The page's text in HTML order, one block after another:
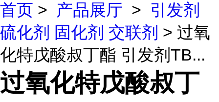
首页 > 产品展厅 > 引发剂
硫化剂 固化剂 交联剂 > 过氧
化特戊酸叔丁酯 引发剂TB...
过氧化特戊酸叔丁